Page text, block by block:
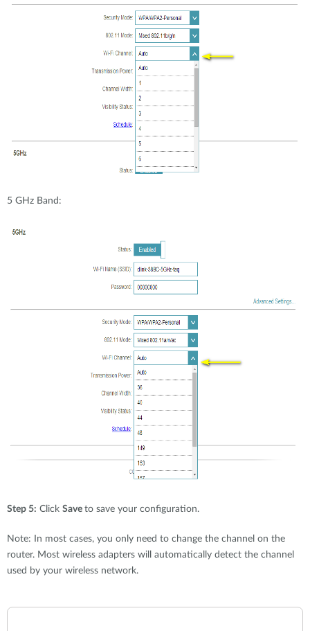
5 GHz Band:
Step 5: Click Save to save your configuration.
Note: In most cases, you only need to change the channel on the
router. Most wireless adapters will automatically detect the channel
used by your wireless network.